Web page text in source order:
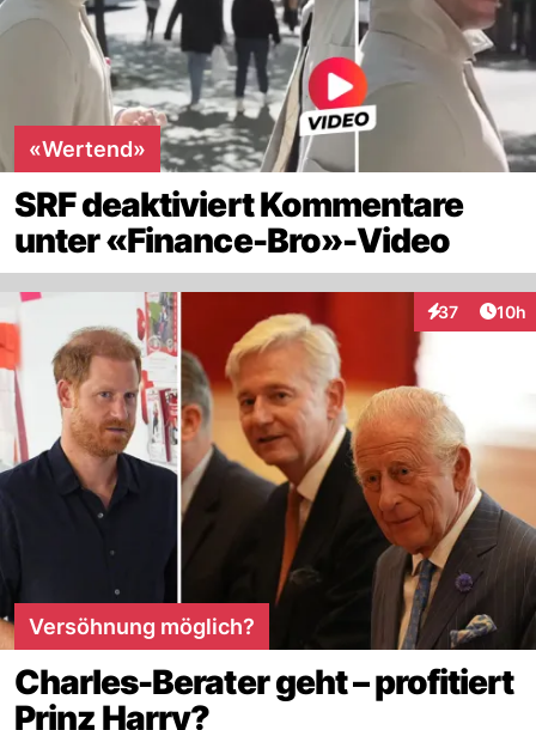
«Wertend»
SRF deaktiviert Kommentare
unter «Finance-Bro»-Video
37
Interaktionen
10h
Versöhnung möglich?
Charles-Berater geht – profitiert
Prinz Harry?